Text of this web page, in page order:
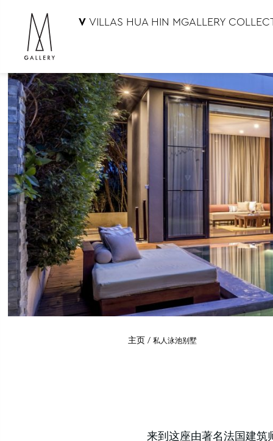
VVILLAS HUA HIN MGALLERY
主页 私人泳池别墅
来到这座由著名法国建筑